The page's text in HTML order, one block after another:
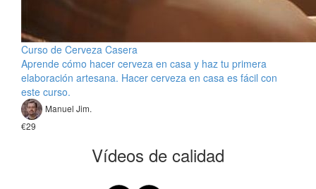
Curso de Cerveza Casera
Aprende cómo hacer cerveza en casa y haz tu primera
elaboración artesana. Hacer cerveza en casa es fácil con
este curso.
Manuel Jim.
€29
Vídeos de calidad